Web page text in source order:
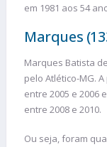
em 1981 aos 54
Marques
Marques Batista
pelo Atlético-MG.
entre 2005 e 2006
entre 2008 e 2010.
Ou seja, foram